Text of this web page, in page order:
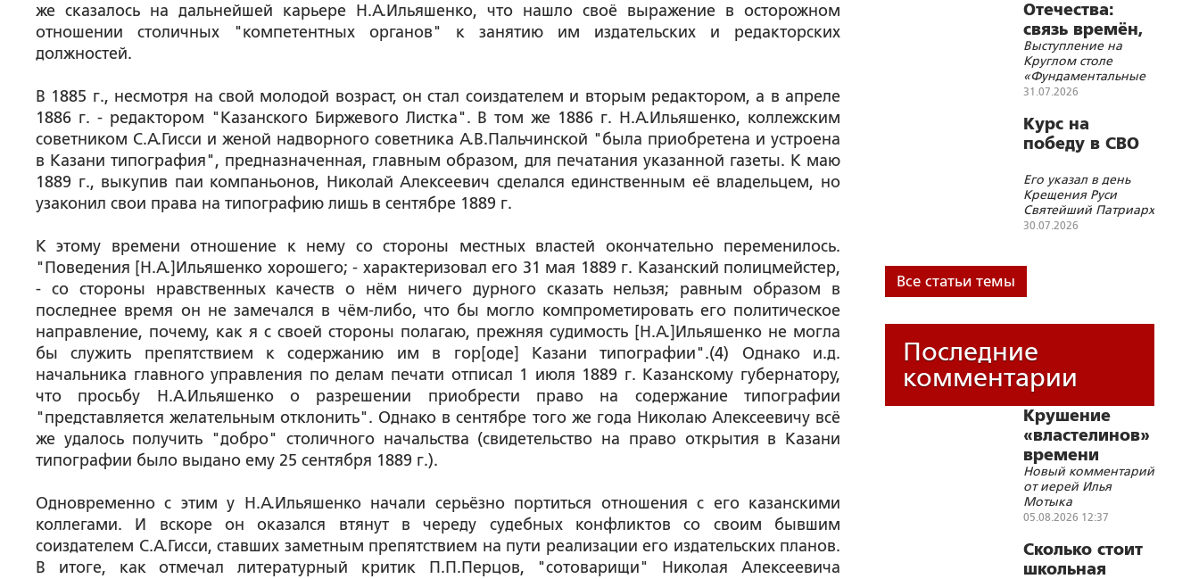
же сказалось на дальнейшей карьере Н.А.Ильяшенко, что нашло своё выражение в осторожном
отношении столичных "компетентных органов" к занятию им издательских и редакторских
должностей.
В 1885 г., несмотря на свой молодой возраст, он стал соиздателем и вторым редактором, а в апреле
1886 г. - редактором "Казанского Биржевого Листка". В том же 1886 г. Н.А.Ильяшенко, коллежским
советником С.А.Гисси и женой надворного советника А.В.Пальчинской "была приобретена и устроена
в Казани типография", предназначенная, главным образом, для печатания указанной газеты. К маю
1889 г., выкупив паи компаньонов, Николай Алексеевич сделался единственным её владельцем, но
узаконил свои права на типографию лишь в сентябре 1889 г.
К этому времени отношение к нему со стороны местных властей окончательно переменилось.
"Поведения [Н.А.]Ильяшенко хорошего; - характеризовал его 31 мая 1889 г. Казанский полицмейстер,
- со стороны нравственных качеств о нём ничего дурного сказать нельзя; равным образом в
последнее время он не замечался в чём-либо, что бы могло компрометировать его политическое
направление, почему, как я с своей стороны полагаю, прежняя судимость [Н.А.]Ильяшенко не могла
бы служить препятствием к содержанию им в гор[оде] Казани типографии".(4) Однако и.д.
начальника главного управления по делам печати отписал 1 июля 1889 г. Казанскому губернатору,
что просьбу Н.А.Ильяшенко о разрешении приобрести право на содержание типографии
"представляется желательным отклонить". Однако в сентябре того же года Николаю Алексеевичу всё
же удалось получить "добро" столичного начальства (свидетельство на право открытия в Казани
типографии было выдано ему 25 сентября 1889 г.).
Одновременно с этим у Н.А.Ильяшенко начали серьёзно портиться отношения с его казанскими
коллегами. И вскоре он оказался втянут в череду судебных конфликтов со своим бывшим
соиздателем С.А.Гисси, ставших заметным препятствием на пути реализации его издательских планов.
В итоге, как отмечал литературный критик П.П.Перцов, "сотоварищи" Николая Алексеевича
Отечества:
связь времён,
событий и
территорий
Выступление на
Круглом столе
«Фундаментальные
основы Союзного
современные
геополитические
вызовы»
31.07.2026
Курс на
победу в СВО
Его указал в день
Крещения Руси
Святейший Патриарх
Кирилл
30.07.2026
Все статьи темы
Последние
комментарии
Крушение
«властелинов»
времени
Новый комментарий
от иерей Илья
Мотыка
05.08.2026 12:37
Сколько стоит
школьная